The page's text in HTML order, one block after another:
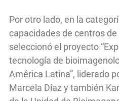
Por otro lado, en la
capacidades de centros
seleccionó el proyecto
tecnología de
América Latina”, liderado
Marcela Díaz y también